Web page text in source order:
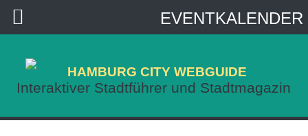
HAMBURG CITY WEBGUIDE
Interaktiver Stadtführer und Stadtmagazin
EVENTKALENDER